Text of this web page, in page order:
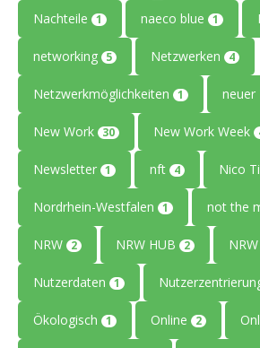
Nachteile 1 naeco blue 1
networking 5 Netzwerken 4
Netzwerkmöglichkeiten 1 neuer
New Work 30 New Work Week
Newsletter 1 nft 4 Nico
Nordrhein-Westfalen 1 not the
NRW 2 NRW HUB 2
Nutzerdaten 1
Ökologisch 1 Online 2